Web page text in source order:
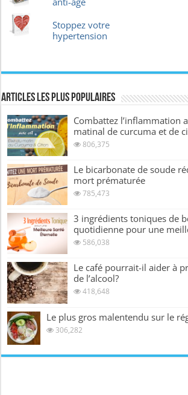
Stoppez votre
hypertension
Articles les plus Populaires
Combattez l’inflammation
matinal de curcuma et de
806,375
Le bicarbonate de soude
mort prématurée
785,473
3 ingrédients toniques de
quotidienne pour une
586,038
Le café pourrait-il aider à
de l’alcool?
418,648
Le plus gros malentendu sur le
306,282